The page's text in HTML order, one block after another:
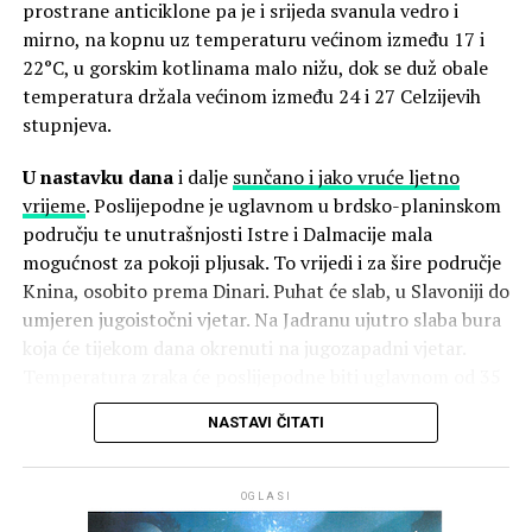
Jadranu bit će promjenljivo oblačno, osobito u drugoj
polovini dana, kada očekujemo jak razvoj kumulusne
naoblake uz grmljavinske pljuskove i mahovite udare
vjetra. Na sjevernom Jadranu zapuhat će jaka, a u
podvelebitskom primorju na mahove i olujna bura, stoga
je potreban oprez pri aktivnostima na moru. Jutarnje
temperature u unutrašnjosti bit će od 19 do 23 °C, a na
sjevernom Jadranu oko 24 °C. Najviše dnevne
temperature bit će u manjem padu te će iznositi od 29
do 33 °C.
Temperatura mora je između 25 i 27 °C, a UV indeks je
prostrane anticiklone pa je i srijeda svanula vedro i
mirno, na kopnu uz temperaturu većinom između 17 i
22°C, u gorskim kotlinama malo nižu, dok se duž obale
temperatura držala većinom između 24 i 27 Celzijevih
stupnjeva.
U nastavku danai dalje sunčano i jako vruće ljetno
vrijeme. Poslijepodne je uglavnom u brdsko-planinskom
području te unutrašnjosti Istre i Dalmacije mala
mogućnost za pokoji pljusak. To vrijedi i za šire područje
Knina, osobito prema Dinari. Puhat će slab, u Slavoniji do
umjeren jugoistočni vjetar. Na Jadranu ujutro slaba bura
koja će tijekom dana okrenuti na jugozapadni vjetar.
do 40 Celzijevih stupnjeva. Temperatura mora je između
27 i 29°C, a slično se drži i temperatura naših nizinskih
rijeka, jučer poslijepodne temperatura Dunava u
Vukovaru je dosegla 42 stupnja! Krške i brže rijeke su
ipak nešto hladnije pa se u Zrmanji i Neretvi
NASTAVI ČITATI
OGLASI